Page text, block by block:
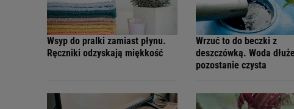
Wsyp do pralki zamiast płynu.
Ręczniki odzyskają miękkość
Wrzuć to do beczki z
deszczówką. Woda
pozostanie czysta